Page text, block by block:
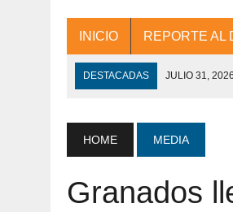
INICIO REPORTE AL
DESTACADAS JULIO 31, 2026
JULIO 30, 2026 | 💧🚰 ¡AGUA
JULIO 30, 2026 ¡TRABAJO
HOME MEDIA
Granados